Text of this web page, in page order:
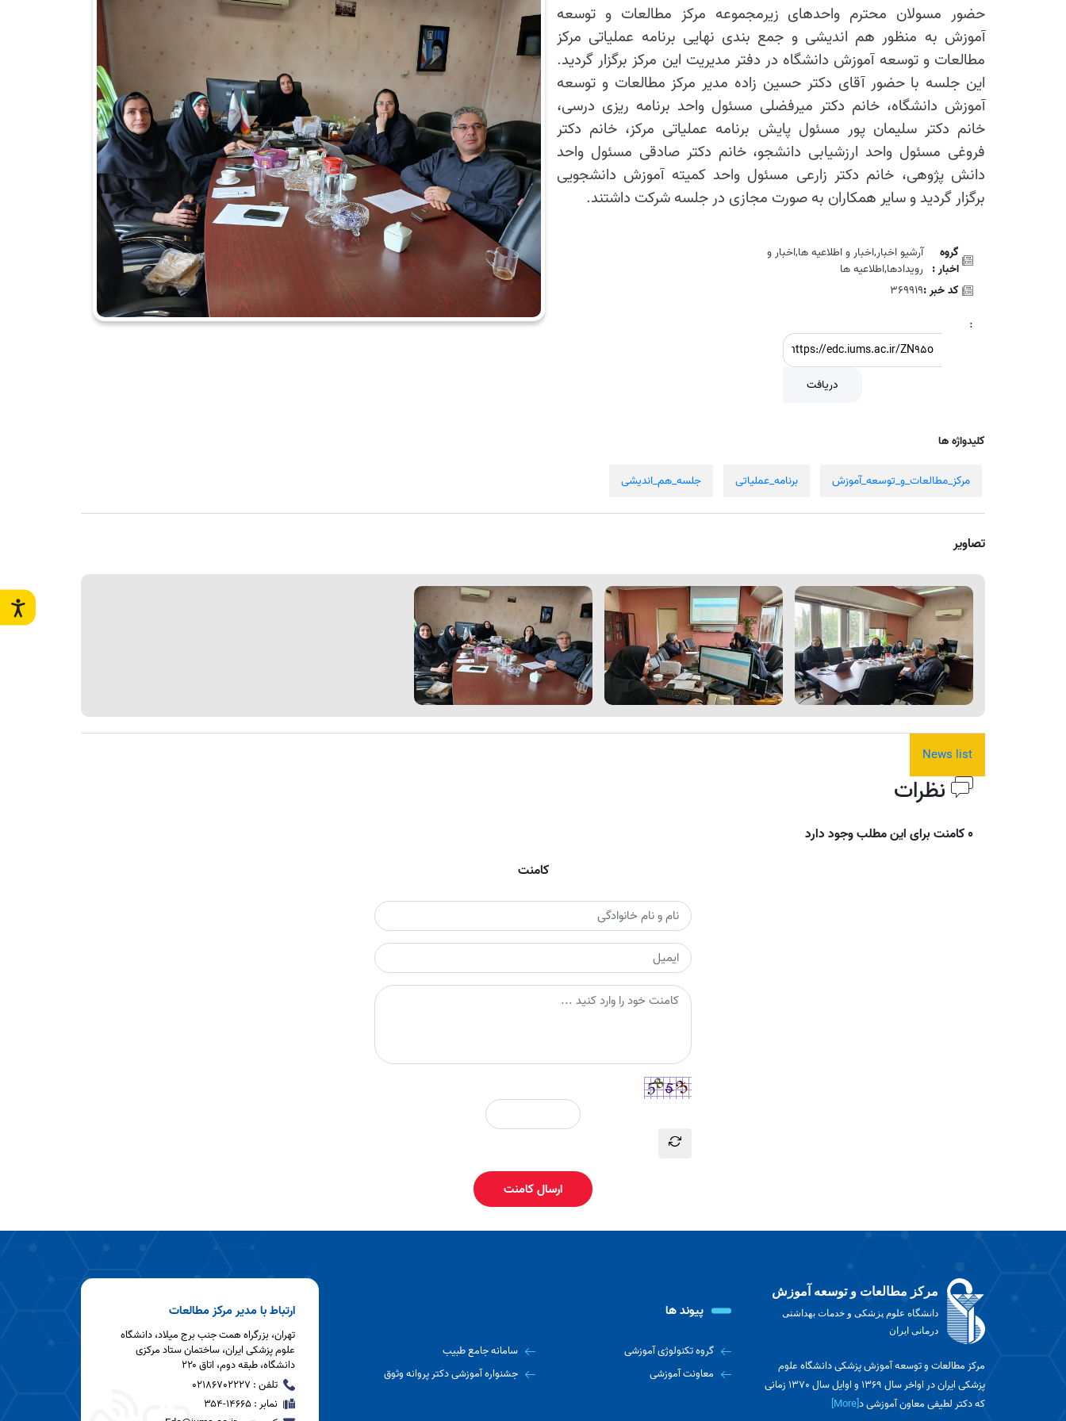
حضور مسولان محترم واحدهای زیرمجموعه مرکز مطالعات و توسعه
آموزش به منظور هم اندیشی و جمع بندی نهایی برنامه عملیاتی مرکز
مطالعات و توسعه آموزش دانشگاه در دفتر مدیریت این مرکز برگزار گردید.
این جلسه با حضور آقای دکتر حسین زاده مدیر مرکز مطالعات و توسعه
آموزش دانشگاه، خانم دکتر میرفضلی مسئول واحد برنامه ریزی درسی،
خانم دکتر سلیمان پور مسئول پایش برنامه عملیاتی مرکز، خانم دکتر
فروغی مسئول واحد ارزشیابی دانشجو، خانم دکتر صادقی مسئول واحد
دانش پژوهی، خانم دکتر زارعی مسئول واحد کمیته آموزش دانشجویی
برگزار گردید و سایر همکاران به صورت مجازی در جلسه شرکت داشتند.
گروه
اخبار :
آرشیو اخبار,اخبار و اطلاعیه ها,اخبار و
رويدادها,اطلاعيه ها
کد خبر :369919
:
دریافت
کلیدواژه ها
مرکز_مطالعات_و_توسعه_آموزش برنامه_عملیاتی جلسه_هم_اندیشی
تصاویر
News list
نظرات
0 کامنت برای این مطلب وجود دارد
کامنت
ارسال کامنت
مرکز مطالعات و توسعه آموزش
دانشگاه علوم پزشکی و خدمات بهداشتی
درمانی ایران
مرکز مطالعات و توسعه آموزش پزشکی دانشگاه علوم
پزشکی ایران در اواخر سال 1369 و اوایل سال 1370 زمانی
که دکتر لطیفی معاون آموزشی د[More]
پیوند ها
گروه تکنولوژی آموزشی
سامانه جامع طبیب
معاونت آموزشی
جشنواره آموزشی دکتر پروانه وثوق
ارتباط با مدیر مرکز مطالعات
تهران، بزرگراه همت جنب برج میلاد، دانشگاه
علوم پزشکی ایران، ساختمان ستاد مرکزی
دانشگاه، طبقه دوم، اتاق ۲۲۰
تلفن : 02186702227
نمابر : ۱۴۶۶۵-۳۵۴